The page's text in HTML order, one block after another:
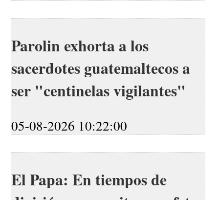
Parolin exhorta a los
sacerdotes guatemaltecos a
ser "centinelas vigilantes"
05-08-2026 10:22:00
El Papa: En tiempos de